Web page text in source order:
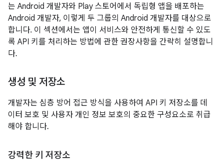
는 Android 개발자와 Play 스토어에서 독립형 앱을 배포하는
Android 개발자, 이렇게 두 그룹의 Android 개발자를 대상으로
합니다. 이 섹션에서는 앱이 서비스와 안전하게 통신할 수 있도
록 API 키를 처리하는 방법에 관한 권장사항을 간략히 설명합니
다.
생성 및 저장소
개발자는 심층 방어 접근 방식을 사용하여 API 키 저장소를 데
이터 보호 및 사용자 개인 정보 보호의 중요한 구성요소로 취급
해야 합니다.
강력한 키 저장소